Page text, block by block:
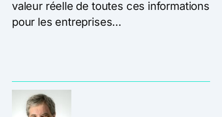
valeur réelle de toutes ces informations
pour les entreprises…